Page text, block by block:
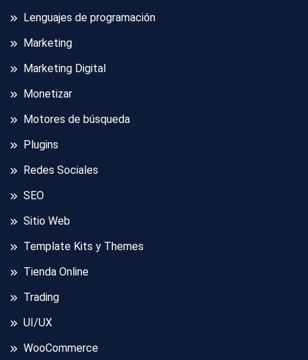
Lenguajes de programación
Marketing
Marketing Digital
Monetizar
Motores de búsqueda
Plugins
Redes Sociales
SEO
Sitio Web
Template Kits y Themes
Tienda Online
Trading
UI/UX
WooCommerce